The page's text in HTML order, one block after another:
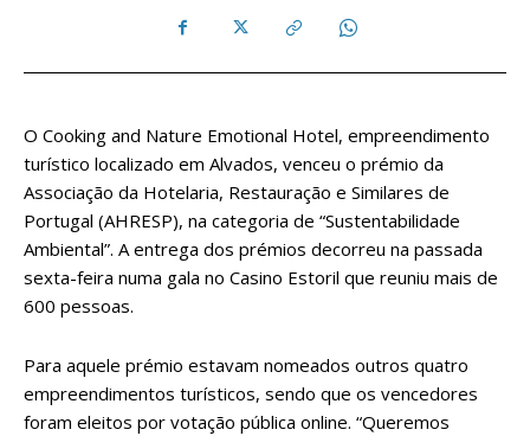
O Cooking and Nature Emotional Hotel, empreendimento
turístico localizado em Alvados, venceu o prémio da
Associação da Hotelaria, Restauração e Similares de
Portugal (AHRESP), na categoria de “Sustentabilidade
Ambiental”. A entrega dos prémios decorreu na passada
sexta-feira numa gala no Casino Estoril que reuniu mais de
600 pessoas.
Para aquele prémio estavam nomeados outros quatro
empreendimentos turísticos, sendo que os vencedores
foram eleitos por votação pública online. “Queremos